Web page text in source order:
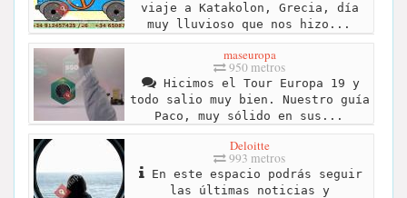
viaje a Katakolon, Grecia, día
muy lluvioso que nos hizo...
maseuropa
950 metros
Hicimos el Tour Europa 19 y
todo salio muy bien. Nuestro guía
Paco, muy sólido en sus...
Deloitte
993 metros
En este espacio podrás seguir
las últimas noticias y